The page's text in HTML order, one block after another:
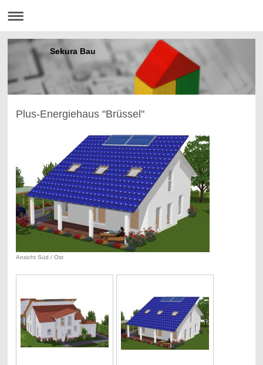
Sekura Bau
Plus-Energiehaus "Brüssel"
Ansicht Süd / Ost